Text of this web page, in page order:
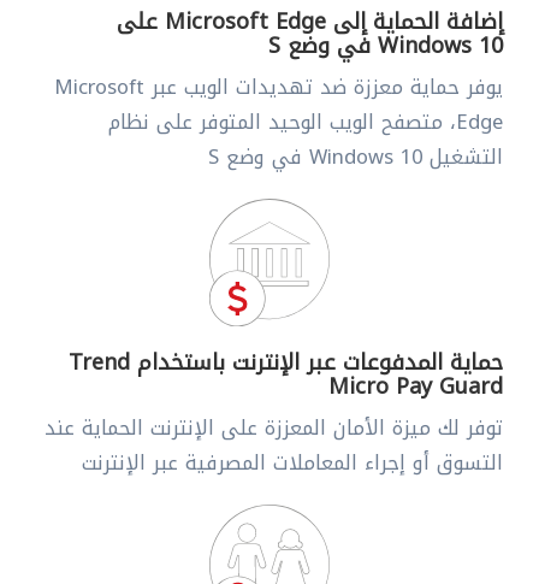
إضافة الحماية إلى Microsoft Edge على
Windows 10 في وضع S
يوفر حماية معززة ضد تهديدات الويب عبر Microsoft
Edge، متصفح الويب الوحيد المتوفر على نظام
التشغيل Windows 10 في وضع S
حماية المدفوعات عبر الإنترنت باستخدام Trend
Micro Pay Guard
توفر لك ميزة الأمان المعززة على الإنترنت الحماية عند
التسوق أو إجراء المعاملات المصرفية عبر الإنترنت